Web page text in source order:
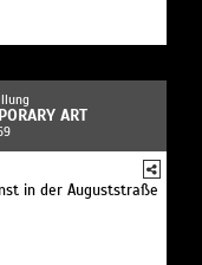
ART
in der Auguststraße